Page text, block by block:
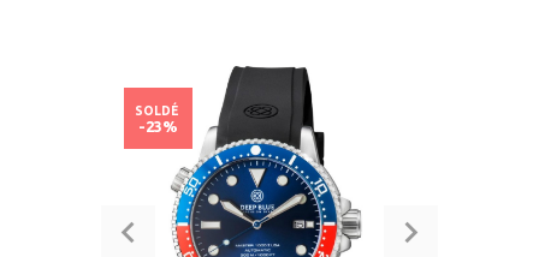
SOLDÉ
-23%